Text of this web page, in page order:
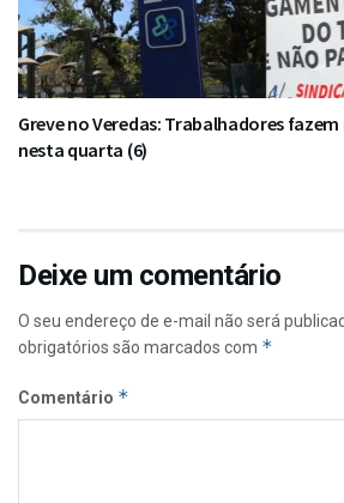
Greve no Veredas: Trabalhadores
nesta quarta (6)
Deixe um comentário
O seu endereço de e-mail não será
obrigatórios são marcados com *
Comentário *